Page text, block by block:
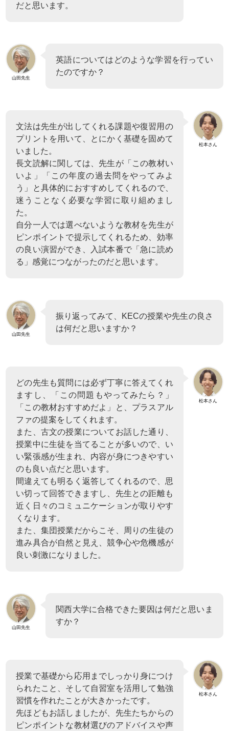
だと思います。
山田先生
英語についてはどのような学習を行ってい
たのですか？
松本さん
文法は先生が出してくれる課題や復習用の
プリントを用いて、とにかく基礎を固めて
いました。
長文読解に関しては、先生が「この教材い
いよ」「この年度の過去問をやってみよ
う」と具体的におすすめしてくれるので、
迷うことなく必要な学習に取り組めまし
た。
自分一人では選べないような教材を先生が
ピンポイントで提示してくれるため、効率
の良い演習ができ、入試本番で「急に読め
る」感覚につながったのだと思います。
山田先生
振り返ってみて、KECの授業や先生の良さ
は何だと思いますか？
松本さん
どの先生も質問には必ず丁寧に答えてくれ
ますし、「この問題もやってみたら？」
「この教材おすすめだよ」と、プラスアル
ファの提案をしてくれます。
また、古文の授業についてお話した通り、
授業中に生徒を当てることが多いので、い
い緊張感が生まれ、内容が身につきやすい
のも良い点だと思います。
間違えても明るく返答してくれるので、思
い切って回答できますし、先生との距離も
近く日々のコミュニケーションが取りやす
くなります。
また、集団授業だからこそ、周りの生徒の
進み具合が自然と見え、競争心や危機感が
良い刺激になりました。
山田先生
関西大学に合格できた要因は何だと思いま
すか？
松本さん
授業で基礎から応用までしっかり身につけ
られたこと、そして自習室を活用して勉強
習慣を作れたことが大きかったです。
先ほどもお話しましたが、先生たちからの
ピンポイントな教材選びのアドバイスや声